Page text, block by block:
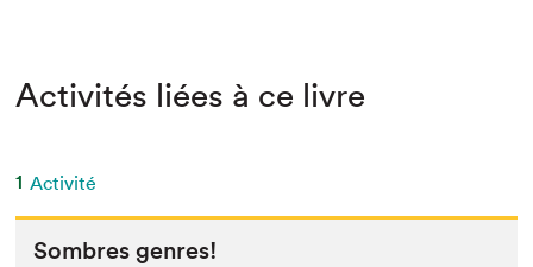
Activités liées à ce livre
1 Activité
Som­bres genres!